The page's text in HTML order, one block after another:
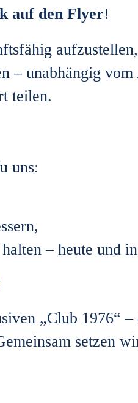
auf den Flyer!
– unabhängig
teilen.
uns:
– heute und
„Club 1976“
setzen